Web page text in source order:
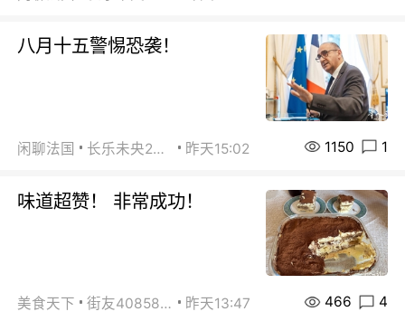
八月十五警惕恐袭！
闲聊法国 长乐未央2015 昨天15:02 1150 1
味道超赞！ 非常成功！
美食天下 街友40858442 昨天13:47 466 4